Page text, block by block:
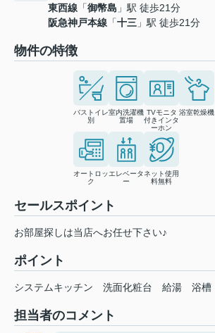
東西線 「御幣島 」駅 徒歩21分
阪急神戸本線 「十三 」駅 徒歩21分
物件の特徴
バストイレ
別
室内洗濯機
置場
TVモニタ
付きインタ
ーホン
浴室乾燥機
オートロッ
ク
エレベータ
ー
ネット使用
料無料
セールスポイント
お部屋探しは当店へお任せ下さい♪
ポイント
システムキッチン 洗面化粧台 給湯 浴槽
担当者のコメント